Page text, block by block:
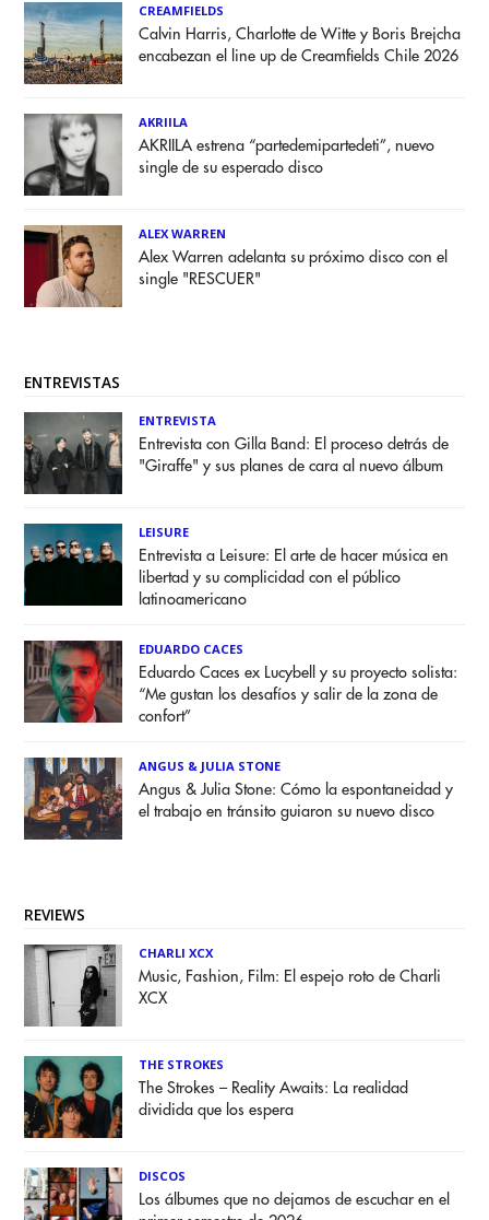
CREAMFIELDS
Calvin Harris, Charlotte de Witte y Boris Brejcha
encabezan el line up de Creamfields Chile 2026
AKRIILA
AKRIILA estrena “partedemipartedeti”, nuevo
single de su esperado disco
ALEX WARREN
Alex Warren adelanta su próximo disco con el
single "RESCUER"
ENTREVISTAS
ENTREVISTA
Entrevista con Gilla Band: El proceso detrás de
"Giraffe" y sus planes de cara al nuevo álbum
LEISURE
Entrevista a Leisure: El arte de hacer música en
libertad y su complicidad con el público
latinoamericano
EDUARDO CACES
Eduardo Caces ex Lucybell y su proyecto solista:
“Me gustan los desafíos y salir de la zona de
confort”
ANGUS & JULIA STONE
Angus & Julia Stone: Cómo la espontaneidad y
el trabajo en tránsito guiaron su nuevo disco
REVIEWS
CHARLI XCX
Music, Fashion, Film: El espejo roto de Charli
XCX
THE STROKES
The Strokes – Reality Awaits: La realidad
dividida que los espera
DISCOS
Los álbumes que no dejamos de escuchar en el